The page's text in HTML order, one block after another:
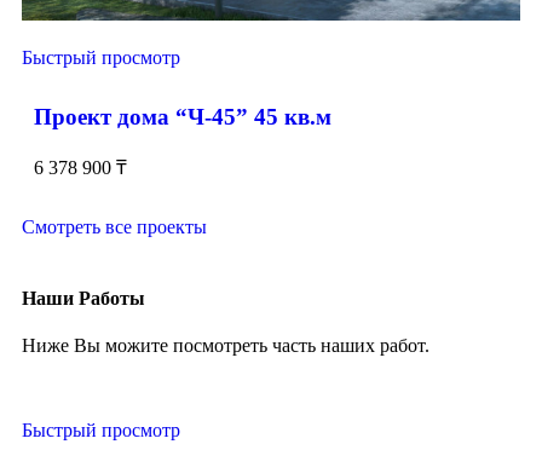
Быстрый просмотр
Проект дома “Ч-45” 45 кв.м
6 378 900 ₸
Смотреть все проекты
Наши Работы
Ниже Вы можите посмотреть часть наших работ.
Быстрый просмотр